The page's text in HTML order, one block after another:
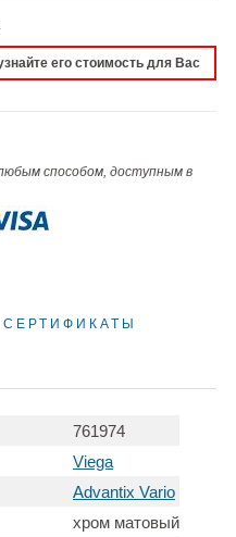
его стоимость для Вас
способом, доступным в
СЕРТИФИКАТЫ
761974
Viega
Advantix Vario
хром матовый